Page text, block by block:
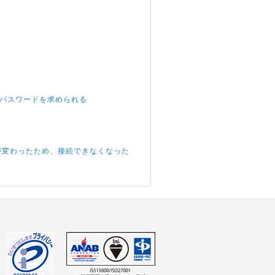
ワードを求められる
ったため、接続できなくなった